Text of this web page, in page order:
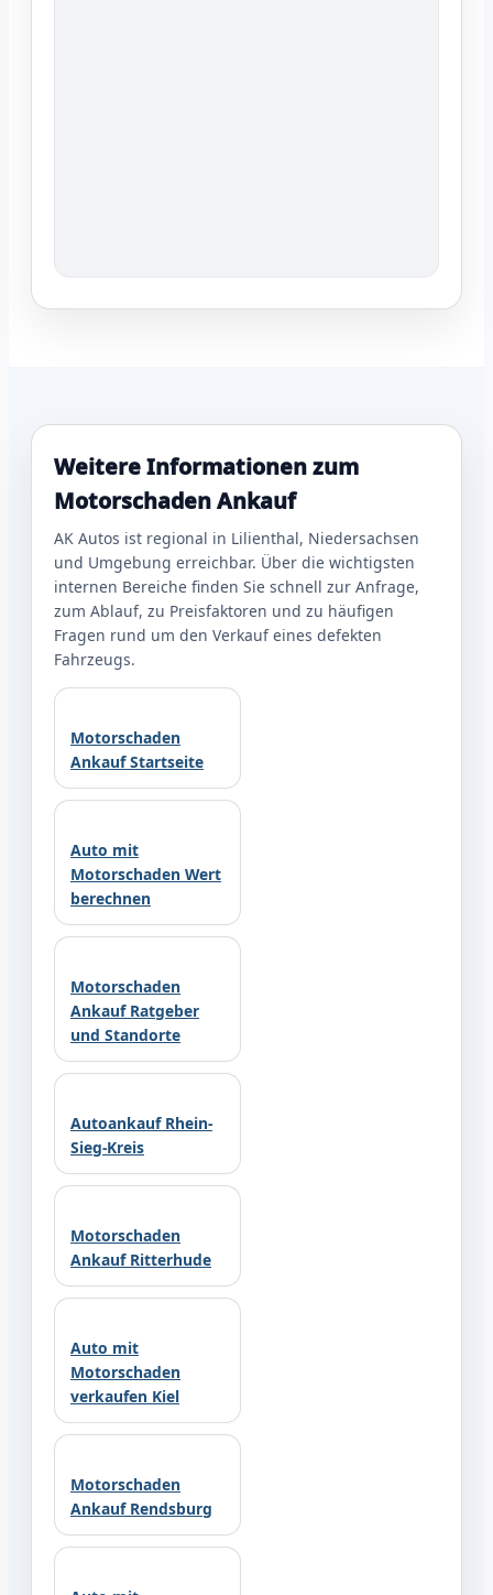
Weitere Informationen zum
Motorschaden Ankauf
AK Autos ist regional in Lilienthal, Niedersachsen
und Umgebung erreichbar. Über die wichtigsten
internen Bereiche finden Sie schnell zur Anfrage,
zum Ablauf, zu Preisfaktoren und zu häufigen
Fragen rund um den Verkauf eines defekten
Fahrzeugs.
Motorschaden
Ankauf Startseite
Auto mit
Motorschaden Wert
berechnen
Motorschaden
Ankauf Ratgeber
und Standorte
Autoankauf Rhein-
Sieg-Kreis
Motorschaden
Ankauf Ritterhude
Auto mit
Motorschaden
verkaufen Kiel
Motorschaden
Ankauf Rendsburg